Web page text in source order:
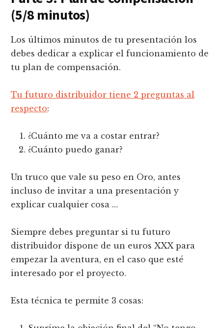
(5/8 minutos)
Los últimos minutos de tu presentación los
debes dedicar a explicar el funcionamiento de
tu plan de compensación.
Tu futuro distribuidor tiene 2 preguntas al
respecto:
¿Cuánto me va a costar entrar?
¿Cuánto puedo ganar?
Un truco que vale su peso en Oro, antes
incluso de invitar a una presentación y
explicar cualquier cosa …
Siempre debes preguntar si tu futuro
distribuidor dispone de un euros XXX para
empezar la aventura, en el caso que esté
interesado por el proyecto.
Esta técnica te permite 3 cosas: